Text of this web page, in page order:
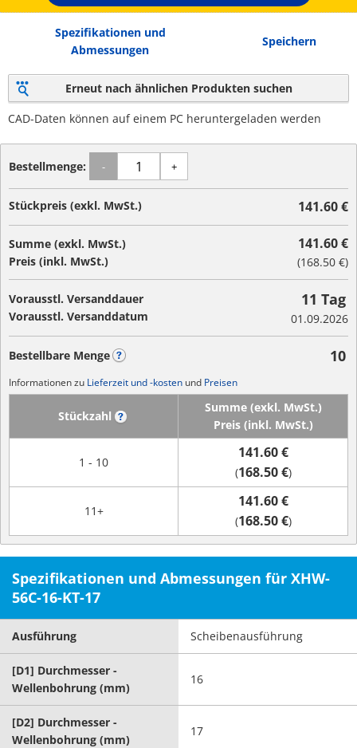
Spezifikationen und
Abmessungen
Speichern
Erneut nach ähnlichen Produkten suchen
CAD-Daten können auf einem PC heruntergeladen werden
Bestellmenge: - +
Stückpreis (exkl. MwSt.) 141.60 €
Summe (exkl. MwSt.)
Preis (inkl. MwSt.)
141.60 €
(168.50 €)
Vorausstl. Versanddauer
Vorausstl. Versanddatum
11 Tag
01.09.2026
Bestellbare Menge 10
Informationen zu Lieferzeit und -kosten und Preisen
Stückzahl
Summe (exkl. MwSt.)
Preis (inkl. MwSt.)
1 - 10
141.60 €
(168.50 €)
11+
141.60 €
(168.50 €)
Spezifikationen und Abmessungen für XHW-
56C-16-KT-17
Ausführung Scheibenausführung
[D1] Durchmesser -
Wellenbohrung (mm)
16
[D2] Durchmesser -
Wellenbohrung (mm)
17